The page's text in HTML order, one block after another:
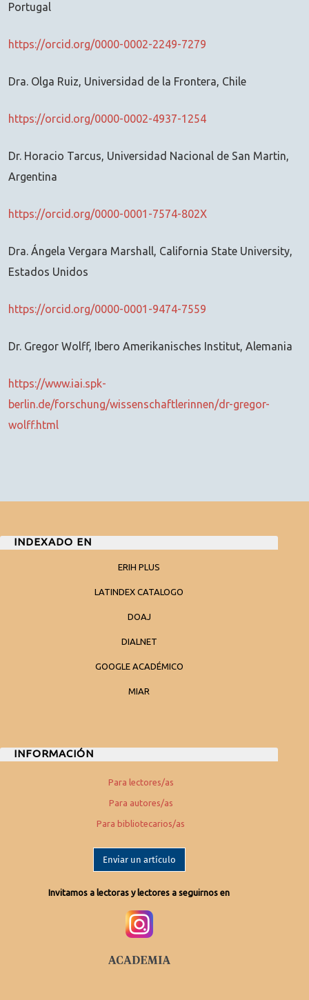
Portugal
https://orcid.org/0000-0002-2249-7279
Dra. Olga Ruiz, Universidad de la Frontera, Chile
https://orcid.org/0000-0002-4937-1254
Dr. Horacio Tarcus, Universidad Nacional de San Martin,
Argentina
https://orcid.org/0000-0001-7574-802X
Dra. Ángela Vergara Marshall, California State University,
Estados Unidos
https://orcid.org/0000-0001-9474-7559
Dr. Gregor Wolff, Ibero Amerikanisches Institut, Alemania
https://www.iai.spk-
berlin.de/forschung/wissenschaftlerinnen/dr-gregor-
wolff.html
INDEXADO EN
ERIH PLUS
LATINDEX CATALOGO
DOAJ
DIALNET
GOOGLE ACADÉMICO
MIAR
INFORMACIÓN
Para lectores/as
Para autores/as
Para bibliotecarios/as
Enviar un artículo
Invitamos a lectoras y lectores a seguirnos en